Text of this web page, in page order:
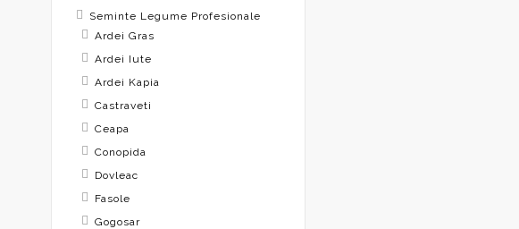
Seminte Legume Profesionale
Ardei Gras
Ardei Iute
Ardei Kapia
Castraveti
Ceapa
Conopida
Dovleac
Fasole
Gogosar